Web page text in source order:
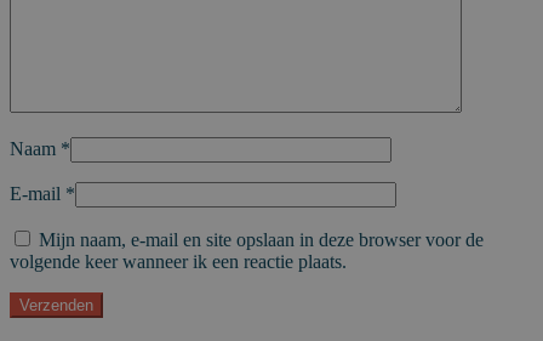
Naam *
E-mail *
Mijn naam, e-mail en site opslaan in deze browser voor de
volgende keer wanneer ik een reactie plaats.